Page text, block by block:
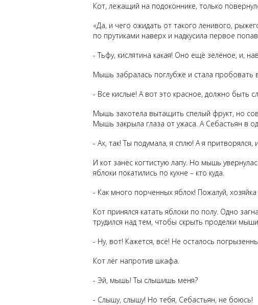
Кот, лежащий на подоконнике, только
«Да, и чего ожидать от такого ленивого,
по прутиками наверх и надкусила первое
- Тьфу, кислятина какая! Оно ещё зелёное, и,
Мышь забралась поглубже и стала пробовать
- Все кислые! А вот это красное, должно быть
Мышь захотела вытащить спелый фрукт, но
Мышь закрыла глаза от ужаса. А Себастьян в
- Ах, так! Ты подумала, я сплю! А я
И кот занёс когтистую лапу. Но мышь
яблоки покатились по кухне – кто куда.
- Как много порченных яблок! Пожалуй,
Кот принялся катать яблоки по полу. Одно
трудился над тем, чтобы скрыть проделки
- Ну, вот! Кажется, всё! Не осталось
Кот лёг напротив шкафа.
- Эй, мышь! Ты слышишь меня?
- Слышу, слышу! Но тебя, Себастьян, не боюсь!